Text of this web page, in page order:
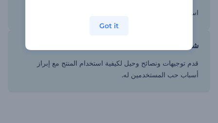
استخدم نماذج واقعية لعرض أسباب تميز منتجك
شارك الخبرات والمراجعات
قدم توجيهات ونصائح وحيل لكيفية استخدام المنتج مع إبراز
أسباب حب المستخدمين له.
Got it